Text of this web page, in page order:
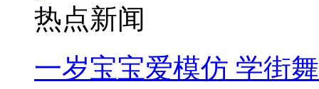
热点新闻
一岁宝宝爱模仿 学街